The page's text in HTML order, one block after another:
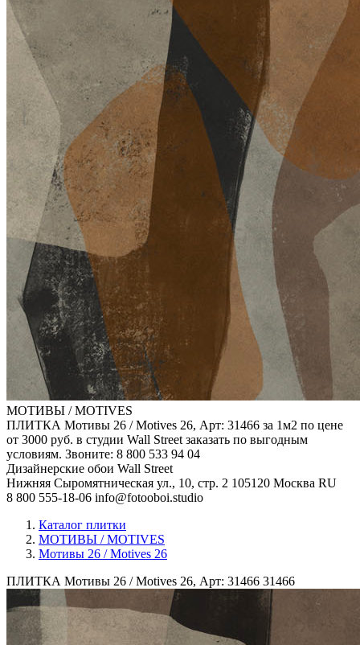
МОТИВЫ / MOTIVES
ПЛИТКА Мотивы 26 / Motives 26, Арт: 31466 за 1м2 по цене
от 3000 руб. в студии Wall Street заказать по выгодным
условиям. Звоните: 8 800 533 94 04
Дизайнерские обои Wall Street
Нижняя Сыромятническая ул., 10, стр. 2 105120 Москва RU
8 800 555-18-06 info@fotooboi.studio
Каталог плитки
МОТИВЫ / MOTIVES
Мотивы 26 / Motives 26
ПЛИТКА Мотивы 26 / Motives 26, Арт: 31466 31466